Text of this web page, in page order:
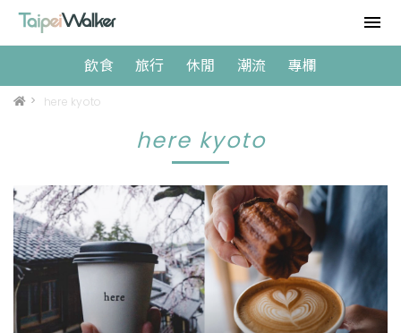
飲食 旅行 休閒 潮流 專欄
> here kyoto
here kyoto